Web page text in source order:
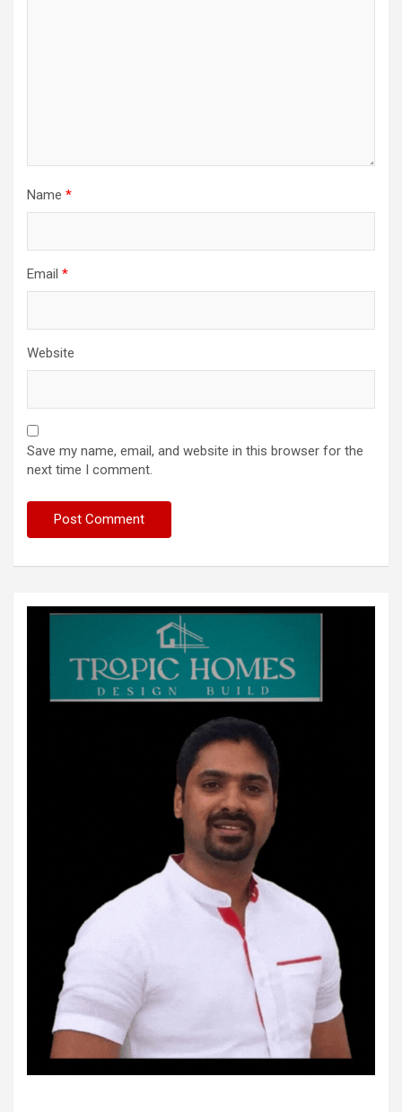
Name *
Email *
Website
Save my name, email, and website in this browser for the
next time I comment.